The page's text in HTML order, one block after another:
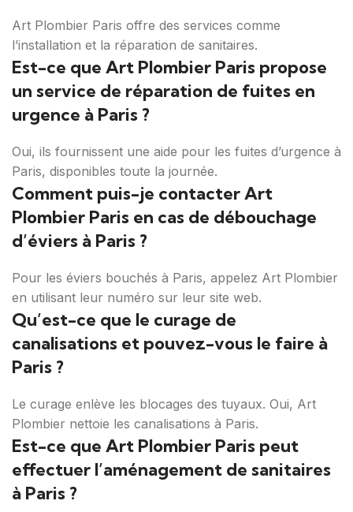
Art Plombier Paris offre des services comme
l’installation et la réparation de sanitaires.
Est-ce que Art Plombier Paris propose
un service de réparation de fuites en
urgence à Paris ?
Oui, ils fournissent une aide pour les fuites d’urgence à
Paris, disponibles toute la journée.
Comment puis-je contacter Art
Plombier Paris en cas de débouchage
d’éviers à Paris ?
Pour les éviers bouchés à Paris, appelez Art Plombier
en utilisant leur numéro sur leur site web.
Qu’est-ce que le curage de
canalisations et pouvez-vous le faire à
Paris ?
Le curage enlève les blocages des tuyaux. Oui, Art
Plombier nettoie les canalisations à Paris.
Est-ce que Art Plombier Paris peut
effectuer l’aménagement de sanitaires
à Paris ?